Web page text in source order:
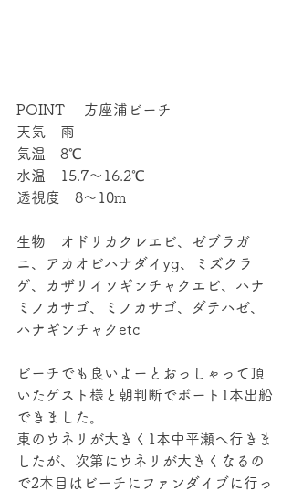
POINT 　方座浦ビーチ
天気　雨
気温　8℃
水温　15.7～16.2℃
透視度　8～10m
生物　オドリカクレエビ、ゼブラガ
ニ、アカオビハナダイyg、ミズクラ
ゲ、カザリイソギンチャクエビ、ハナ
ミノカサゴ、ミノカサゴ、ダテハゼ、
ハナギンチャクetc
ビーチでも良いよーとおっしゃって頂
いたゲスト様と朝判断でボート1本出船
できました。
東のウネリが大きく1本中平瀬へ行きま
したが、次第にウネリが大きくなるの
で2本目はビーチにファンダイブに行っ